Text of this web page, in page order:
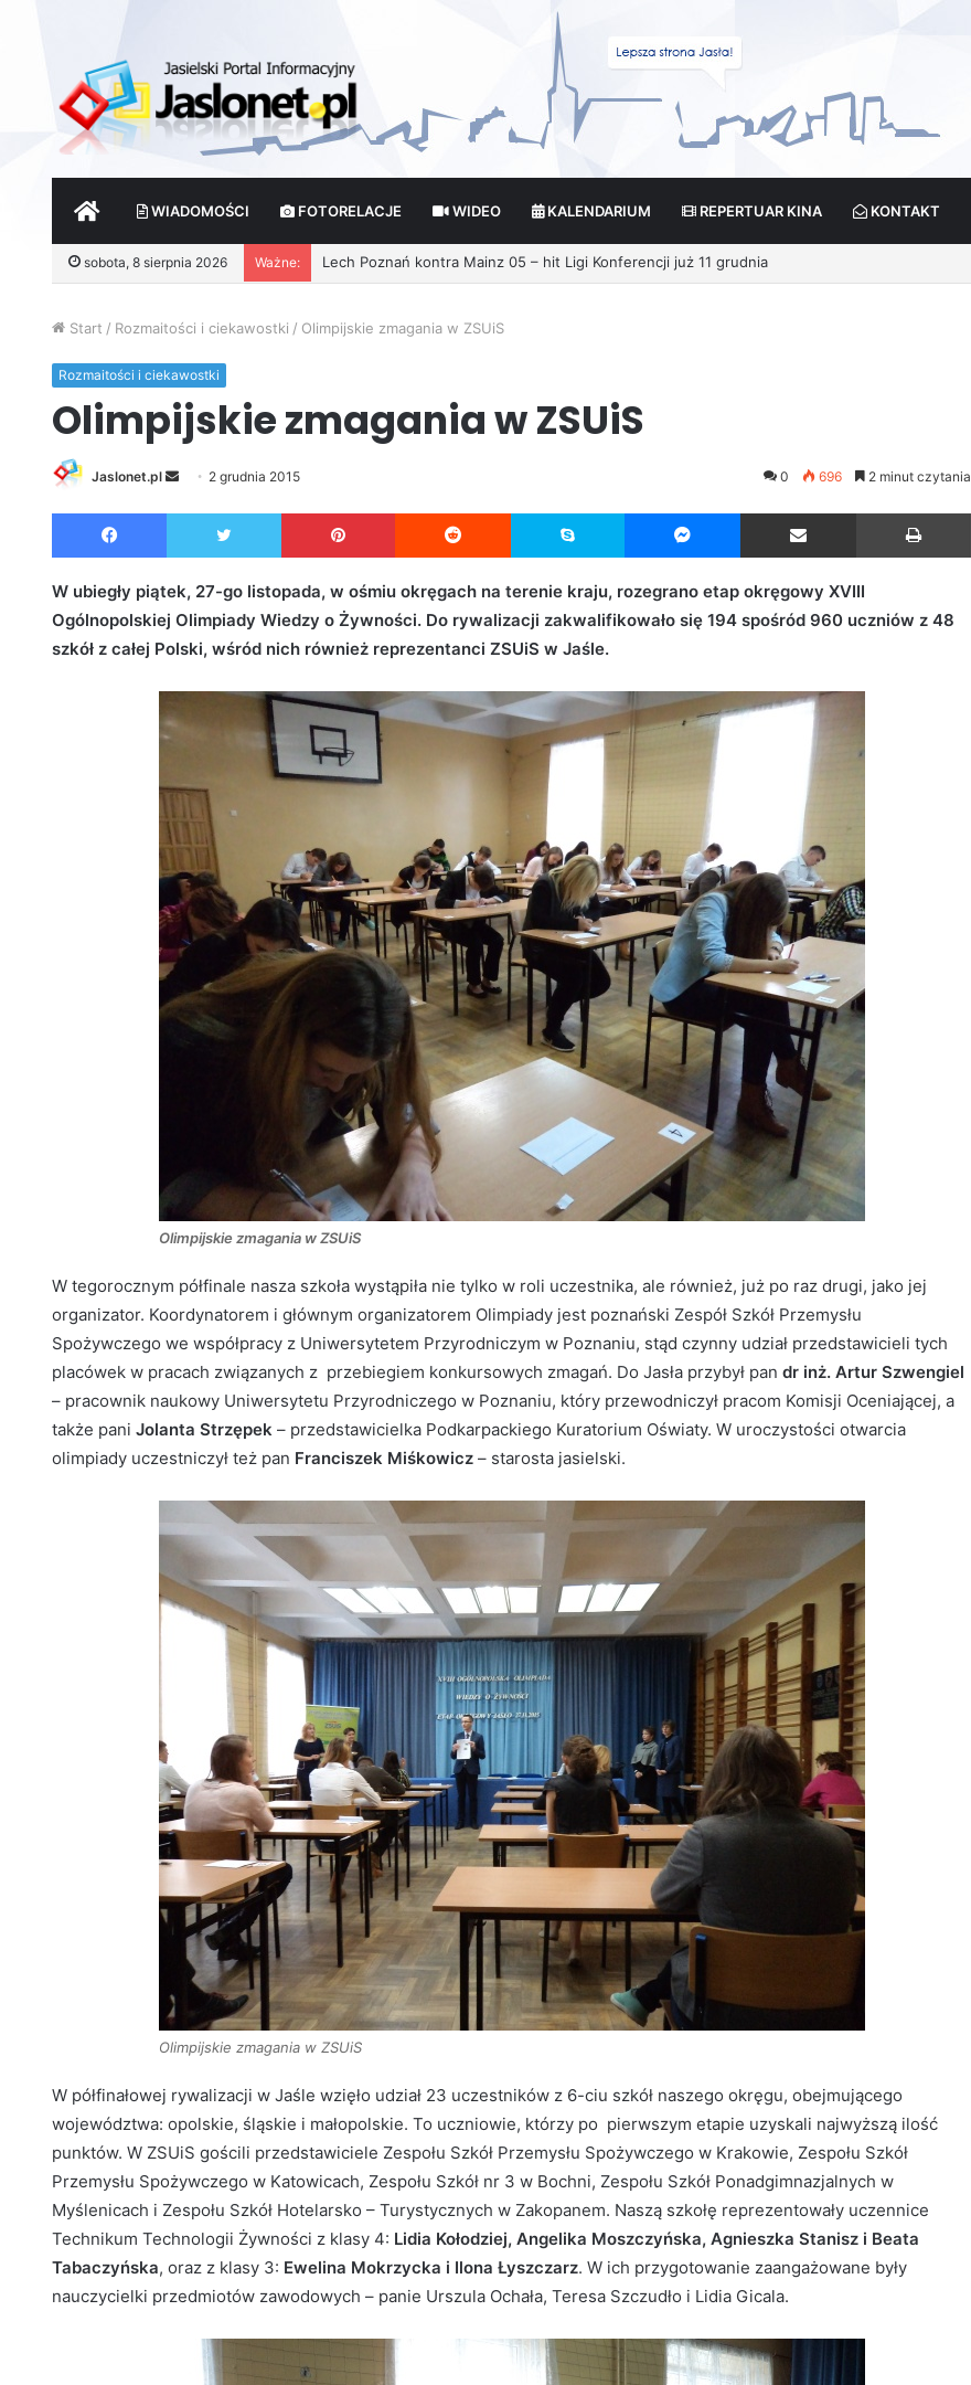
START WIADOMOŚCI FOTORELACJE WIDEO KALENDARIUM REPERTUAR KINA KONTAKT
sobota, 8 sierpnia 2026 Ważne: Wróżby – Prawda czy Fikcja?
Start / Rozmaitości i ciekawostki / Olimpijskie zmagania w ZSUiS
Rozmaitości i ciekawostki
Olimpijskie zmagania w ZSUiS
Jaslonet.pl
d
a
a
2 grudnia 2015 0 696 2 minut czytania
Facebook Twitter Pinterest Reddit Skype Messenger Udostępnij przez Email
W ubiegły piątek, 27-go listopada, w ośmiu okręgach na terenie kraju, rozegrano etap okręgowy XVIII
Ogólnopolskiej Olimpiady Wiedzy o Żywności. Do rywalizacji zakwalifikowało się 194 spośród 960 uczniów z 48
szkół z całej Polski, wśród nich również reprezentanci ZSUiS w Jaśle.
Olimpijskie zmagania w ZSUiS
W tegorocznym półfinale nasza szkoła wystąpiła nie tylko w roli uczestnika, ale również, już po raz drugi, jako jej
organizator. Koordynatorem i głównym organizatorem Olimpiady jest poznański Zespół Szkół Przemysłu
Spożywczego we współpracy z Uniwersytetem Przyrodniczym w Poznaniu, stąd czynny udział przedstawicieli tych
placówek w pracach związanych z przebiegiem konkursowych zmagań. Do Jasła przybył pan dr inż. Artur Szwengiel
– pracownik naukowy Uniwersytetu Przyrodniczego w Poznaniu, który przewodniczył pracom Komisji Oceniającej, a
także pani Jolanta Strzępek – przedstawicielka Podkarpackiego Kuratorium Oświaty. W uroczystości otwarcia
olimpiady uczestniczył też pan Franciszek Miśkowicz – starosta jasielski.
Olimpijskie zmagania w ZSUiS
W półfinałowej rywalizacji w Jaśle wzięło udział 23 uczestników z 6-ciu szkół naszego okręgu, obejmującego
województwa: opolskie, śląskie i małopolskie. To uczniowie, którzy po pierwszym etapie uzyskali najwyższą ilość
punktów. W ZSUiS gościli przedstawiciele Zespołu Szkół Przemysłu Spożywczego w Krakowie, Zespołu Szkół
Przemysłu Spożywczego w Katowicach, Zespołu Szkół nr 3 w Bochni, Zespołu Szkół Ponadgimnazjalnych w
Myślenicach i Zespołu Szkół Hotelarsko – Turystycznych w Zakopanem. Naszą szkołę reprezentowały uczennice
Technikum Technologii Żywności z klasy 4: Lidia Kołodziej, Angelika Moszczyńska, Agnieszka Stanisz i Beata
Tabaczyńska, oraz z klasy 3: Ewelina Mokrzycka i Ilona Łyszczarz. W ich przygotowanie zaangażowane były
nauczycielki przedmiotów zawodowych – panie Urszula Ochała, Teresa Szczudło i Lidia Gicala.